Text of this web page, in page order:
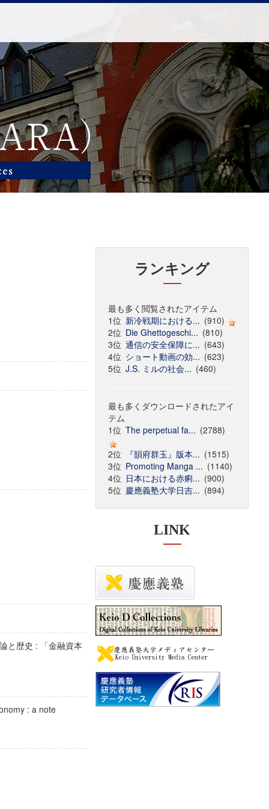
と歴史 : 「金融資本
: a note
ランキング
最も多く閲覧されたアイテム
1位 新冷戦期における... (910)
2位 Die Ghettogeschi... (810)
3位 通信の安全保障に... (643)
4位 ショート動画の効... (623)
5位 J.S. ミルの社会... (460)
最も多くダウンロードされたアイ
テム
1位 The perpetual fa... (2788)
2位
『韻府群玉』版本... (1515)
3位 Promoting Manga ... (1140)
4位 日本における赤痢... (900)
5位 慶應義塾大学日吉... (894)
LINK